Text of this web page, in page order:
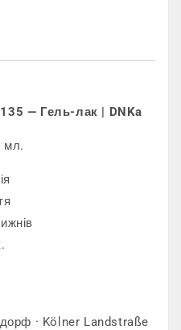
— Гель-лак | DNKa
мл.
· Kölner Landstraße